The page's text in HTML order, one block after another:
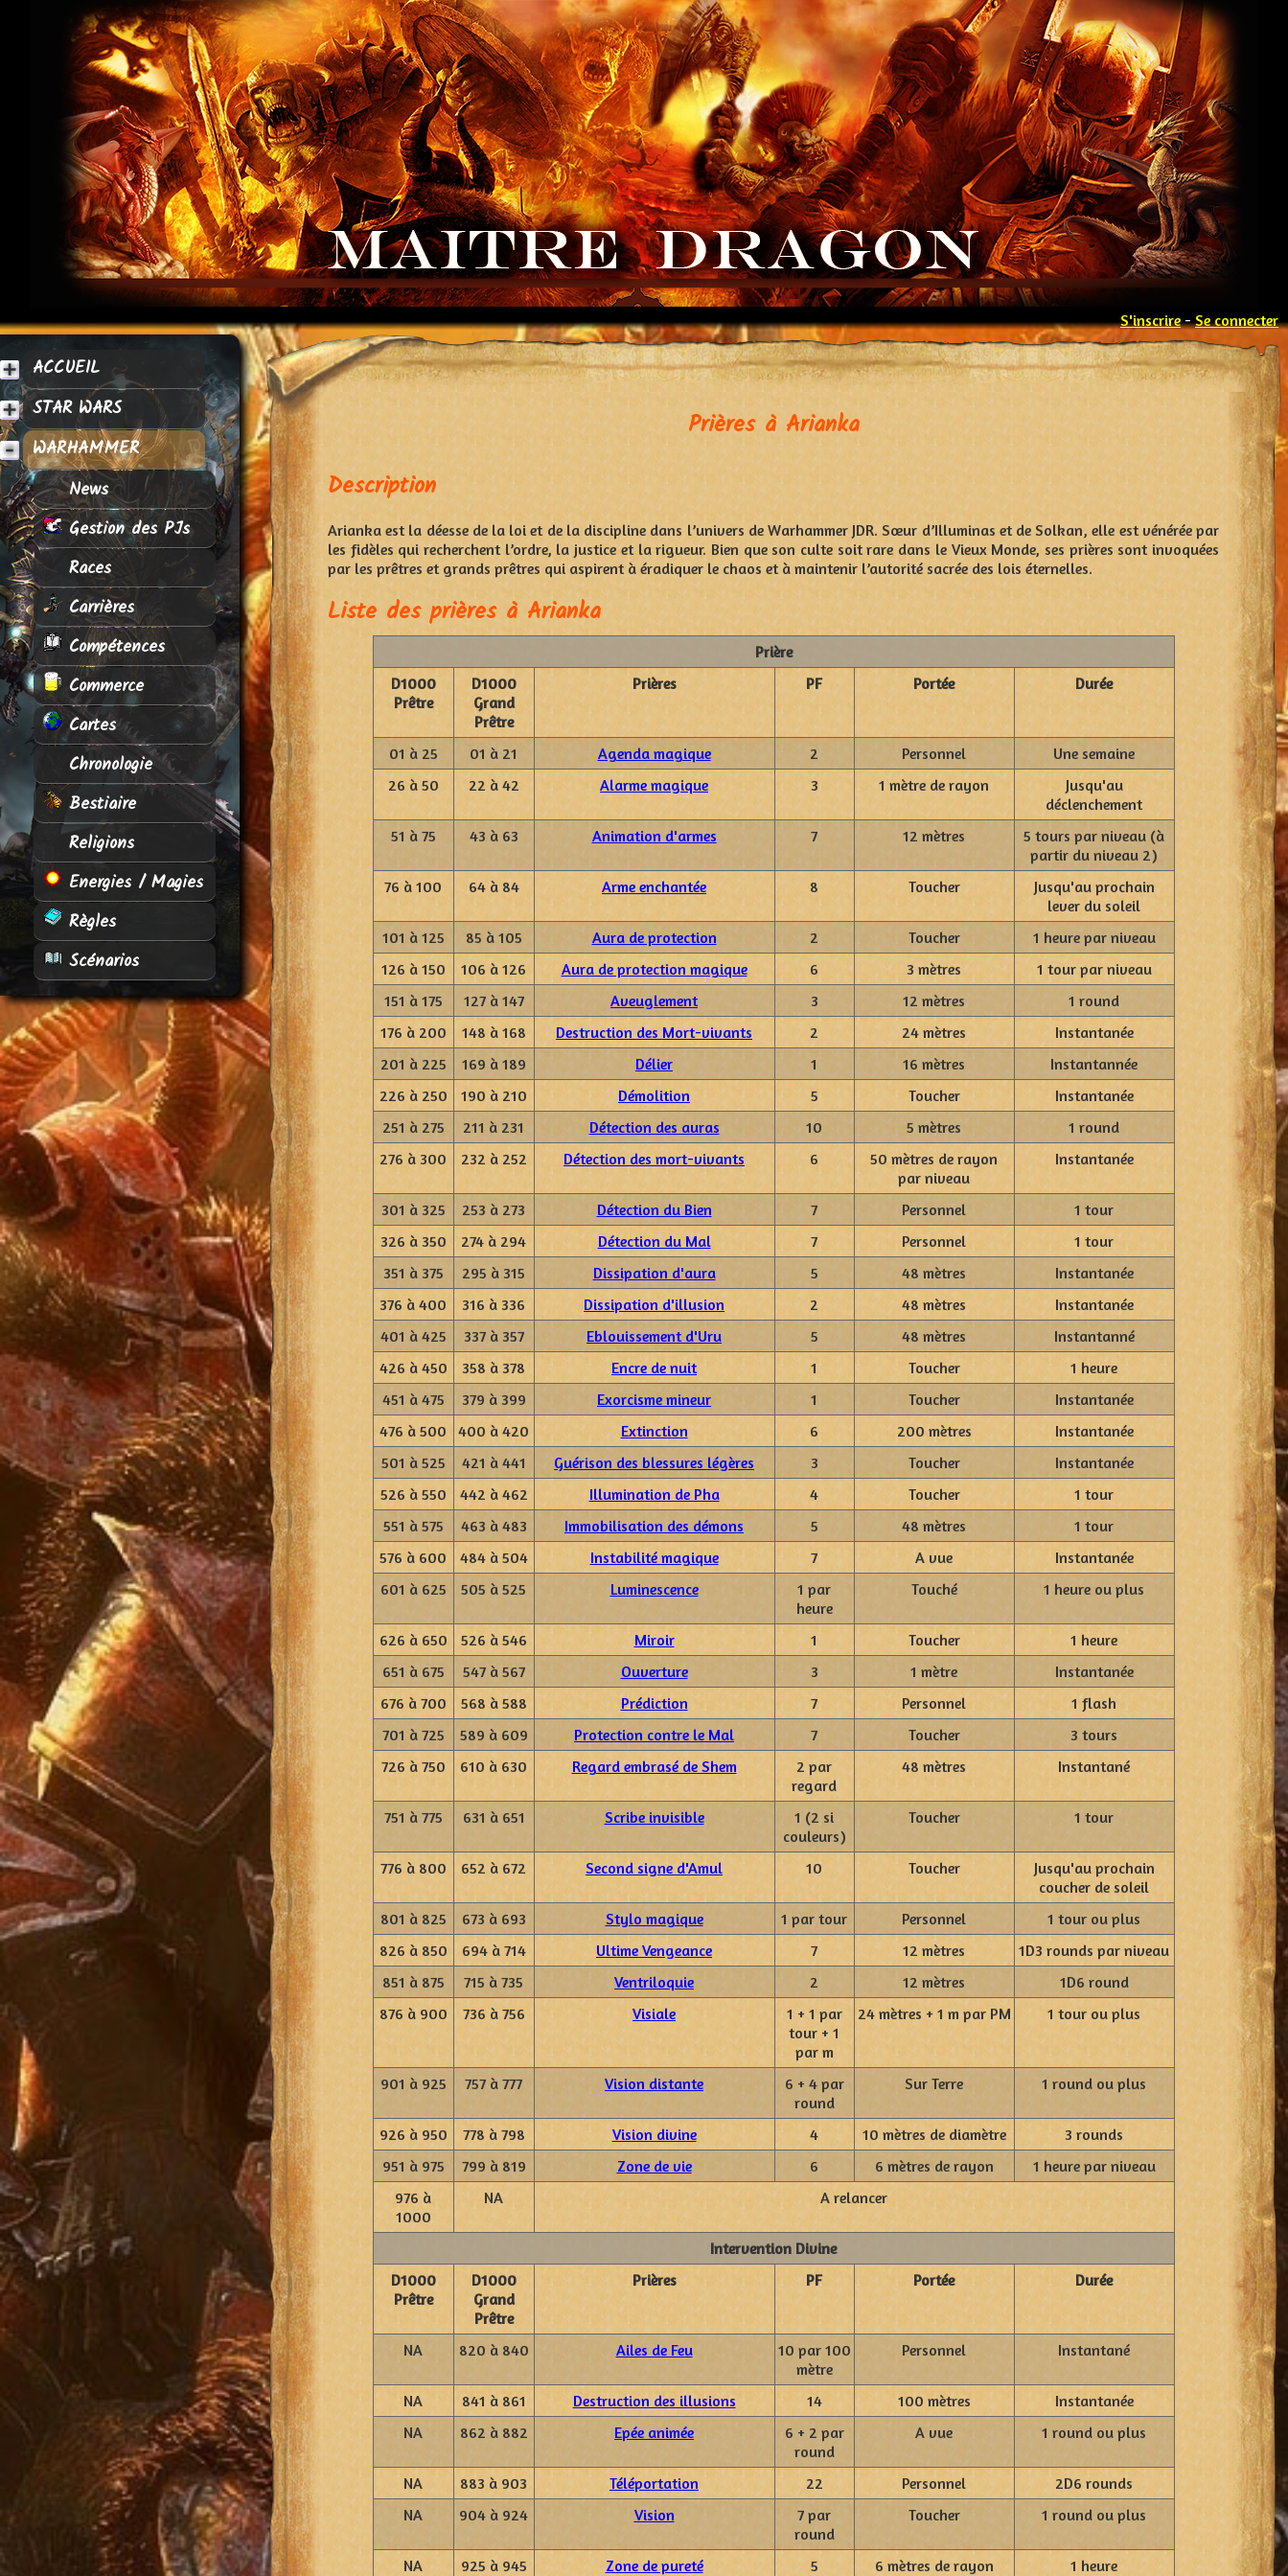
ACCUEIL
STAR WARS
WARHAMMER
News
Gestion des PJs
Races
Carrières
Compétences
Commerce
Cartes
Chronologie
Bestiaire
Religions
Energies / Magies
Règles
Scénarios
S'inscrire-Se connecter
Prières à Arianka
Description
Arianka est la déesse de la loi et de la discipline dans l’univers de Warhammer JDR. Sœur d’Illuminas et de Solkan, elle est vénérée par
les fidèles qui recherchent l’ordre, la justice et la rigueur. Bien que son culte soit rare dans le Vieux Monde, ses prières sont invoquées
par les prêtres et grands prêtres qui aspirent à éradiquer le chaos et à maintenir l’autorité sacrée des lois éternelles.
Liste des prières à Arianka
Prière
D1000
Prêtre
D1000
Grand
Prêtre
Prières PF Portée Durée
01 à 25 01 à 21 Agenda magique 2 Personnel
Une semaine
26 à 50
22 à 42 Alarme magique 3 1 mètre de rayon
Jusqu'au
déclenchement
51 à 75
43 à 63 Animation d'armes 7 12 mètres
5 tours par niveau (à
partir du niveau 2)
76 à 100
64 à 84 Arme enchantée 8 Toucher
Jusqu'au prochain
lever du soleil
101 à 125
85 à 105 Aura de protection 2 Toucher
1 heure par niveau
126 à 150
106 à 126 Aura de protection magique 6 3 mètres
1 tour par niveau
151 à 175
127 à 147 Aveuglement 3 12 mètres
1 round
176 à 200
148 à 168 Destruction des Mort-vivants 2 24 mètres
Instantanée
201 à 225
169 à 189 Délier 1 16 mètres
Instantannée
226 à 250
190 à 210 Démolition 5 Toucher
Instantanée
251 à 275
211 à 231 Détection des auras 10 5 mètres
1 round
276 à 300
232 à 252 Détection des mort-vivants 6
50 mètres de rayon
par niveau
Instantanée
301 à 325 253 à 273 Détection du Bien 7 Personnel
1 tour
326 à 350
274 à 294 Détection du Mal 7 Personnel
1 tour
351 à 375
295 à 315 Dissipation d'aura 5 48 mètres
Instantanée
376 à 400
316 à 336 Dissipation d'illusion 2 48 mètres
Instantanée
401 à 425
337 à 357 Eblouissement d'Uru 5 48 mètres
Instantanné
426 à 450
358 à 378 Encre de nuit 1 Toucher
1 heure
451 à 475
379 à 399 Exorcisme mineur 1 Toucher
Instantanée
476 à 500
400 à 420 Extinction 6 200 mètres
Instantanée
501 à 525
421 à 441 Guérison des blessures légères 3 Toucher
Instantanée
526 à 550
442 à 462 Illumination de Pha 4 Toucher
1 tour
551 à 575
463 à 483 Immobilisation des démons 5 48 mètres
1 tour
576 à 600
484 à 504 Instabilité magique 7 A vue
Instantanée
601 à 625
505 à 525 Luminescence
1 par
heure
Touché 1 heure ou plus
626 à 650 526 à 546 Miroir 1 Toucher
1 heure
651 à 675
547 à 567 Ouverture 3 1 mètre
Instantanée
676 à 700
568 à 588 Prédiction 7 Personnel
1 flash
701 à 725
589 à 609 Protection contre le Mal 7 Toucher
3 tours
726 à 750
610 à 630 Regard embrasé de Shem
2 par
regard
48 mètres Instantané
751 à 775 631 à 651 Scribe invisible
1 (2 si
couleurs)
Toucher 1 tour
776 à 800 652 à 672 Second signe d'Amul 10 Toucher
Jusqu'au prochain
coucher de soleil
801 à 825
673 à 693 Stylo magique 1 par tour Personnel
1 tour ou plus
826 à 850
694 à 714 Ultime Vengeance 7 12 mètres
1D3 rounds par niveau
851 à 875
715 à 735 Ventriloquie 2 12 mètres
1D6 round
876 à 900
736 à 756 Visiale
1 + 1 par
tour + 1
par m
24 mètres + 1 m par PM 1 tour ou plus
901 à 925 757 à 777 Vision distante
6 + 4 par
round
Sur Terre 1 round ou plus
926 à 950 778 à 798 Vision divine 4 10 mètres de diamètre
3 rounds
951 à 975
799 à 819 Zone de vie 6 6 mètres de rayon
1 heure par niveau
976 à
1000
NA A relancer
Intervention Divine
D1000
Prêtre
D1000
Grand
Prêtre
Prières PF Portée Durée
NA 820 à 840 Ailes de Feu
10 par 100
mètre
Personnel Instantané
NA 841 à 861 Destruction des illusions 14 100 mètres
Instantanée
NA
862 à 882 Epée animée
6 + 2 par
round
A vue 1 round ou plus
NA 883 à 903 Téléportation 22 Personnel
2D6 rounds
NA
904 à 924 Vision
7 par
round
Toucher 1 round ou plus
NA 925 à 945 Zone de pureté 5 6 mètres de rayon 1 heure